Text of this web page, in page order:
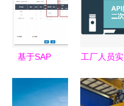
基于SAP
行业信息化
工厂人员实
关键支撑软